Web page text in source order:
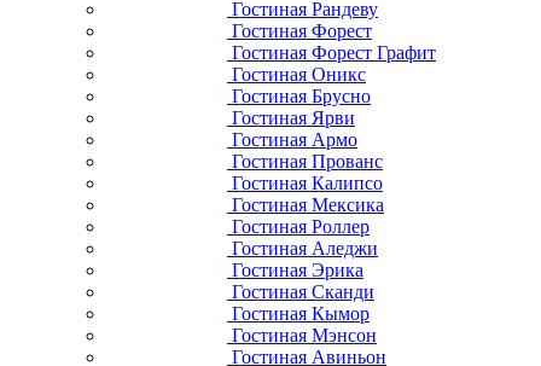
Гостиная Рандеву
Гостиная Форест
Гостиная Форест Графит
Гостиная Оникс
Гостиная Брусно
Гостиная Ярви
Гостиная Армо
Гостиная Прованс
Гостиная Калипсо
Гостиная Мексика
Гостиная Роллер
Гостиная Аледжи
Гостиная Эрика
Гостиная Сканди
Гостиная Кымор
Гостиная Мэнсон
Гостиная Авиньон